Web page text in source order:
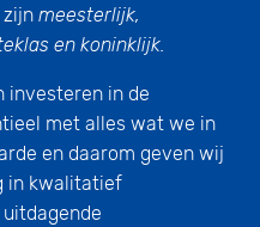
zijn meesterlijk,
en koninklijk.
investeren in de
met alles wat we in
en daarom geven wij
in kwalitatief